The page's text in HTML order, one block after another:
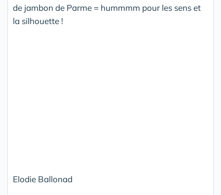
de jambon de Parme = hummmm pour les sens et
la silhouette !
Elodie Ballonad